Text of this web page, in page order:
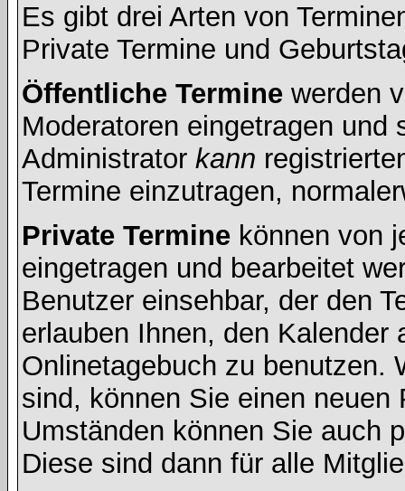
Es gibt drei Arten von
Private Termine und
Öffentliche Termine werden
Moderatoren eingetragen und
Administrator kann
Termine einzutragen,
Private Termine können von
eingetragen und bearbeitet
Benutzer einsehbar, der den
erlauben Ihnen, den
Onlinetagebuch zu benutzen.
sind, können Sie einen neuen
Umständen können Sie auch
Diese sind dann für alle